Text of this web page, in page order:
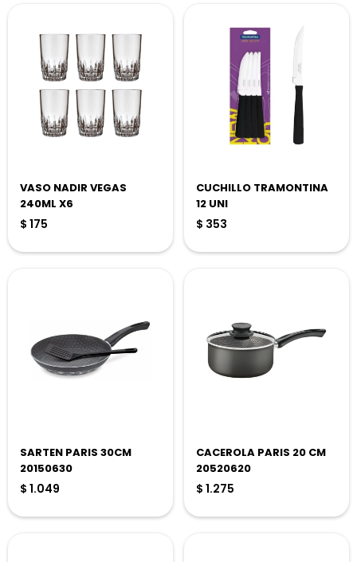
VASO NADIR VEGAS
240ML X6
$ 175
CUCHILLO TRAMONTINA
12 UNI
$ 353
SARTEN PARIS 30CM
20150630
$ 1.049
CACEROLA PARIS 20 CM
20520620
$ 1.275